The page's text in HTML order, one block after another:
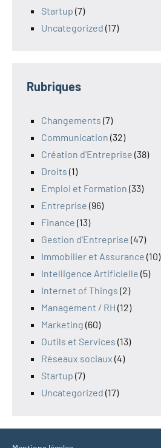
Startup (7)
Uncategorized (17)
Rubriques
Changements (7)
Communication (32)
Création d'Entreprise (38)
Droits (1)
Emploi et Formation (33)
Entreprise (96)
Finance (13)
Gestion d'Entreprise (47)
Immobilier et Assurance (10)
Intelligence Artificielle (5)
Internet of Things (2)
Management / RH (12)
Marketing (60)
Outils et Services (13)
Réseaux sociaux (4)
Startup (7)
Uncategorized (17)